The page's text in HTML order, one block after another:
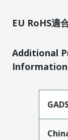
EU RoHS適
Additional
Information